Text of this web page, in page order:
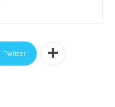
Twitter